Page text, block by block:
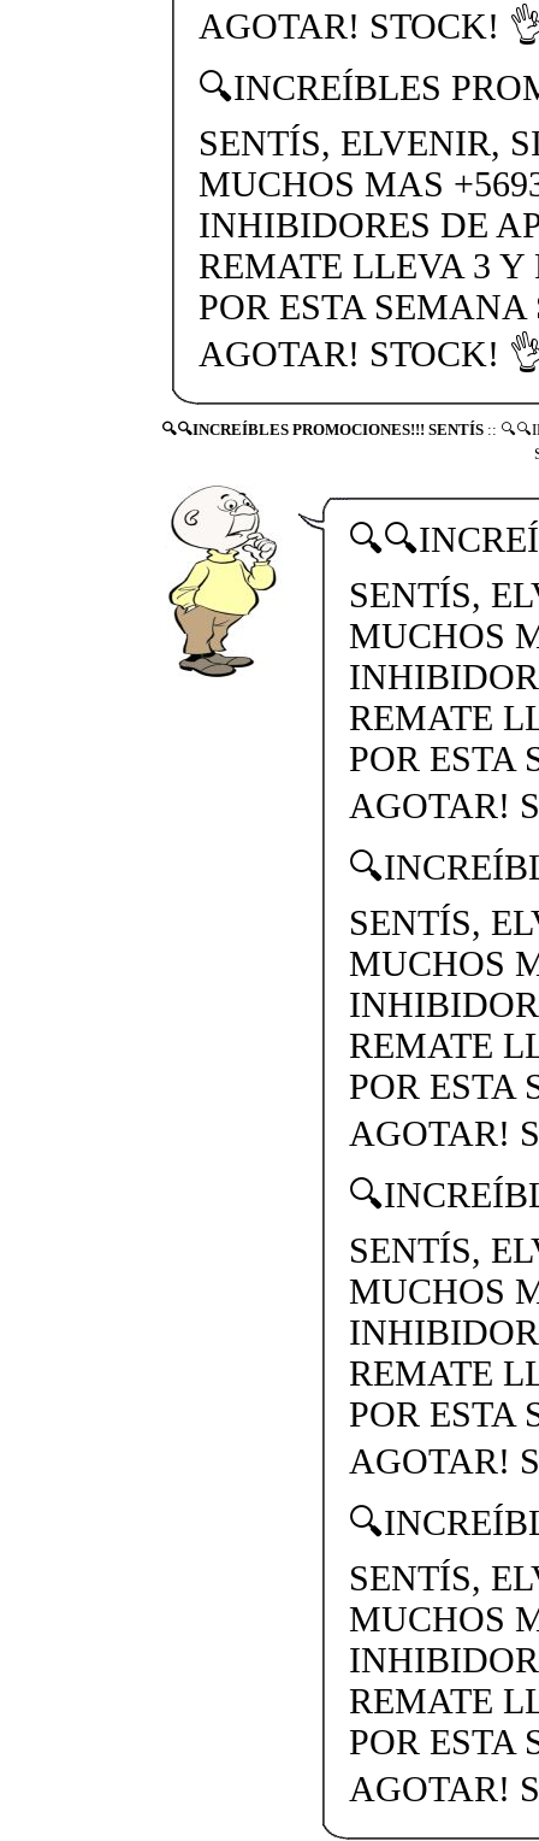
AGOTAR! STOCK!
🔍INCREÍBLES
SENTÍS, ELVENIR,
MUCHOS MAS
INHIBIDORES DE
REMATE LLEVA 3 Y
POR ESTA
AGOTAR! STOCK!
🔍🔍INCREÍBLES PROMOCIONES!!! SENTÍS::
SENTÍS,
MUCHOS
REMATE
POR ESTA
AGOTAR!
SENTÍS,
MUCHOS
REMATE
POR ESTA
AGOTAR!
SENTÍS,
MUCHOS
REMATE
POR ESTA
AGOTAR!
SENTÍS,
MUCHOS
REMATE
POR ESTA
AGOTAR!